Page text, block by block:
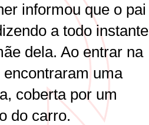
informou que o pai
a todo instante
dela. Ao entrar na
uma
coberta por um
do carro.